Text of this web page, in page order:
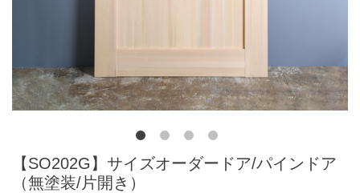
【SO202G】サイズオーダードア/パインドア
（無塗装/片開き）